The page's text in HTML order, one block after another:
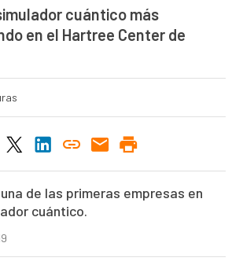
cuántico más
en el Hartree Center de
de las primeras empresas en
cuántico.